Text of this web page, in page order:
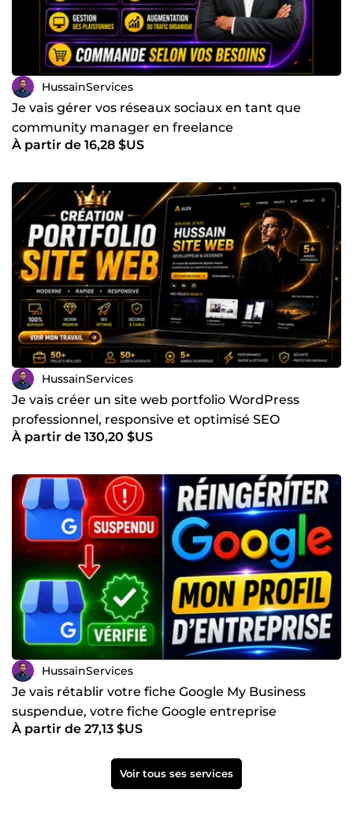
HussainServices
Je vais gérer vos réseaux sociaux en tant que
community manager en freelance
À partir de 16,28 $US
HussainServices
Je vais créer un site web portfolio WordPress
professionnel, responsive et optimisé SEO
À partir de 130,20 $US
HussainServices
Je vais rétablir votre fiche Google My Business
suspendue, votre fiche Google entreprise
À partir de 27,13 $US
Voir tous ses services